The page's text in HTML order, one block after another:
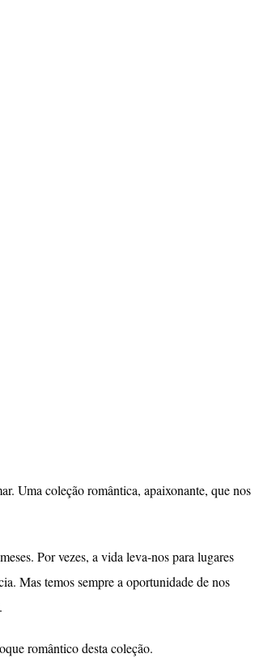
Uma coleção romântica, apaixonante, que nos
Por vezes, a vida leva-nos para lugares
Mas temos sempre a oportunidade de nos
romântico desta coleção.